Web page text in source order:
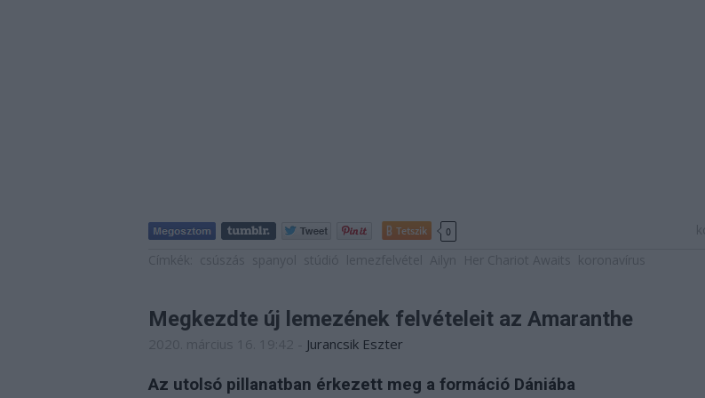
Tetszik 0
Megkezdte új lemezének felvételeit az Amaranthe
Jurancsik Eszter
Az utolsó pillanatban érkezett meg a formáció Dániába